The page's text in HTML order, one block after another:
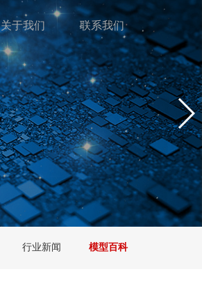
关于我们 联系我们
行业新闻 模型百科